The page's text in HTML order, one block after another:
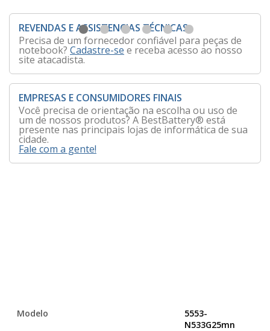
REVENDAS E ASSISTENCIAS TÉCNICAS
Precisa de um fornecedor confiável para peças de
notebook? Cadastre-se e receba acesso ao nosso
site atacadista.
EMPRESAS E CONSUMIDORES FINAIS
Você precisa de orientação na escolha ou uso de
um de nossos produtos? A BestBattery® está
presente nas principais lojas de informática de sua
cidade.
Fale com a gente!
Modelo
5553-
N533G25mn